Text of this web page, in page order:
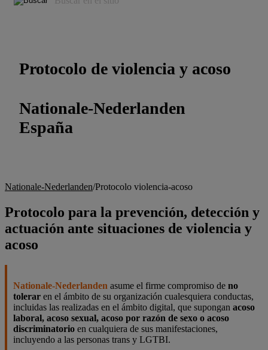
Protocolo de violencia y acoso
Nationale-Nederlanden
España
Nationale-Nederlanden/Protocolo violencia-acoso
Protocolo para la prevención, detección y
actuación ante situaciones de violencia y
acoso
Nationale-Nederlanden asume el firme compromiso de no
toleraren el ámbito de su organización cualesquiera conductas,
incluidas las realizadas en el ámbito digital, que supongan acoso
laboral, acoso sexual, acoso por razón de sexo o acoso
discriminatorioen cualquiera de sus manifestaciones,
incluyendo a las personas trans y LGTBI.